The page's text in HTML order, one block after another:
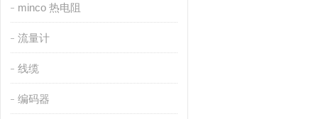
minco 热电阻
流量计
线缆
编码器